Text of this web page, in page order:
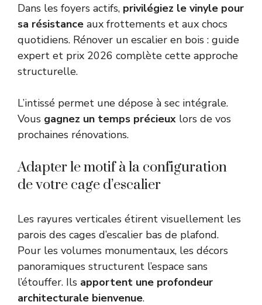
Dans les foyers actifs, privilégiez le vinyle pour
sa résistance aux frottements et aux chocs
quotidiens. Rénover un escalier en bois : guide
expert et prix 2026 complète cette approche
structurelle.
L’intissé permet une dépose à sec intégrale.
Vous gagnez un temps précieux lors de vos
prochaines rénovations.
Adapter le motif à la configuration
de votre cage d’escalier
Les rayures verticales étirent visuellement les
parois des cages d’escalier bas de plafond.
Pour les volumes monumentaux, les décors
panoramiques structurent l’espace sans
l’étouffer. Ils apportent une profondeur
architecturale bienvenue.